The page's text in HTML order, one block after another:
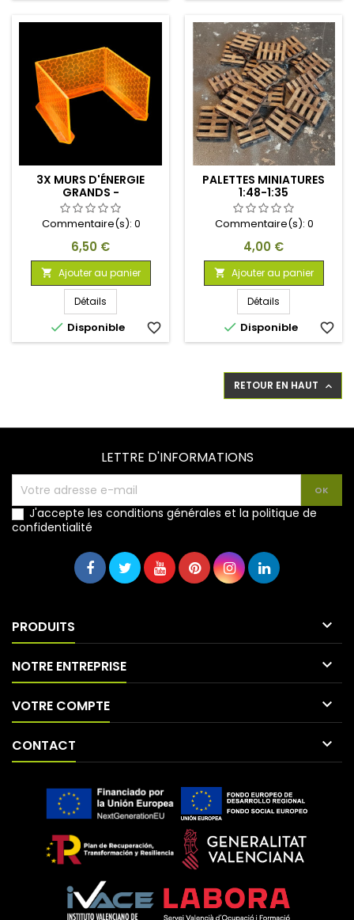
3X MURS D'ÉNERGIE
GRANDS -
PHOSPHORESZIEREND
ORANGE
Commentaire(s): 0
Prix
6,50 €
 Ajouter au panier
Détails
 Disponible favorite_border
PALETTES MINIATURES
1:48-1:35
Commentaire(s): 0
Prix
4,00 €
 Ajouter au panier
Détails
 Disponible favorite_border
RETOUR EN HAUT 
LETTRE D'INFORMATIONS
J'accepte les conditions générales et la politique de
confidentialité
PRODUITS 
NOTRE ENTREPRISE 
VOTRE COMPTE 
CONTACT 